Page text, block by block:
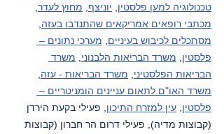
טכנולוגיה למען פלסטין
יוניצף מחוץ לעדר
מכתבי רופאים אמריקאים שהתנדבו בעזה
מסתכלים לכיבוש בעיניים
מערכי נתונים –
פלסטין
משרד הבריאות הלבנוני
משרד
הבריאות הפלסטיני
משרד הבריאות - עזה
משרד האו"ם לתאום עניינים הומניטריים –
פלסטין עין למזרח התיכון , פעילי בקעת הירדן
(קבוצות מדיה), פעילי דרום הר חברון (קבוצות